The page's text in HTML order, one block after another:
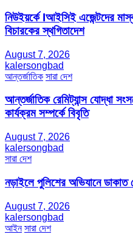
নিউইয়র্কে Iআইসিই এজেন্টদের
বিচারকের স্থগিতাদেশ
August 7, 2026
kalersongbad
আন্তর্জাতিক সারা দেশ
আন্তর্জাতিক রেমিট্যান্স যোদ্ধা
কার্যক্রম সম্পর্কে বিবৃতি
August 7, 2026
kalersongbad
সারা দেশ
নড়াইলে পুলিশের অভিযানে ডাকাত
August 7, 2026
kalersongbad
আইন সারা দেশ